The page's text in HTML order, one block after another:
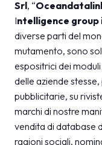
Srl, “
Intelligence
diverse parti del
mutamento, sono
espositrici dei
delle aziende
pubblicitarie, su
marchi di nostre
vendita di database
ragioni sociali,